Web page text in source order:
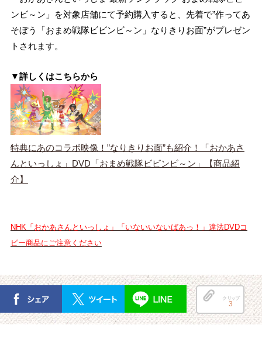
ンビ～ン」を対象店舗にて予約購入すると、先着で”作ってあ
そぼう「おまめ戦隊ビビンビ～ン」なりきりお面”がプレゼン
トされます。
▼詳しくはこちらから
特典にあのコラボ映像！”なりきりお面”も紹介！「おかあさ
んといっしょ」DVD「おまめ戦隊ビビンビ～ン」【商品紹
介】
NHK「おかあさんといっしょ」「いないいないばあっ！」違法DVDコ
ピー商品にご注意ください
クリップ
3